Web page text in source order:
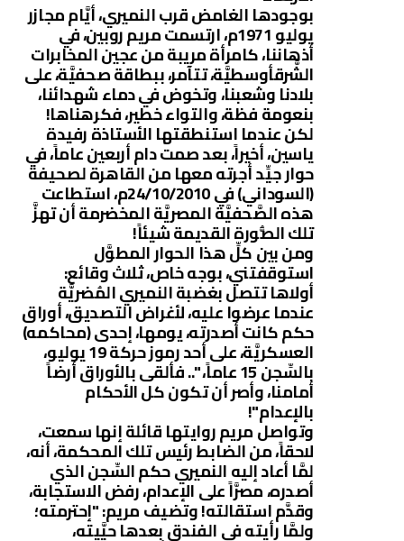
بوجودها الغامض قرب النميري، أيَّام مجازر
يوليو 1971م، ارتسمت مريم روبين، في
أذهاننا، كامرأة مريبة من عجين المخابرات
الشَّرقأوسطيَّة، تتآمر، ببطاقة صحفيَّة، على
بلادنا وشعبنا، وتخوض في دماء شهدائنا،
بنعومة فظة، والتواء خطير، فكرهناها!
لكن عندما استنطقتها الأستاذة رفيدة
ياسين، أخيراً، بعد صمت دام أربعين عاماً، في
حوار جيِّد أجرته معها من القاهرة لصحيفة
(السوداني) في 24/10/2010م، استطاعت
هذه الصَّحفيَّة المصريَّة المخضرمة أن تهزَّ
تلك الصُّورة القديمة شيئاً!
ومن بين كلِّ هذا الحوار المطوَّل
استوقفتني، بوجه خاص، ثلاث وقائع:
أولاها تتصل بغضبة النميري المُضريَّة
عندما عرضوا عليه، لأغراض التصديق، أوراق
حكم كانت أصدرته، يومها، إحدى (محاكمه)
العسكريَّة، على أحد رموز حركة 19 يوليو،
بالسِّجن 15 عاماً، ".. فألقى بالأوراق أرضاً
أمامنا، وأصر أن تكون كل الأحكام
بالإعدام"!
وتواصل مريم روايتها قائلة إنها سمعت،
لاحقاً، من الضابط رئيس تلك المحكمة، أنه،
لمَّا أعاد إليه النميري حكم السِّجن الذي
أصدره، مصرَّاً على الإعدام، رفض الاستجابة،
وقدَّم استقالته! وتضيف مريم: "إحترمته؛
ولمَّا رأيته في الفندق بعدها حيَّيته،